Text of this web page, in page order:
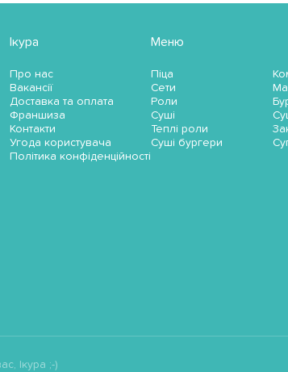
Ікура
Про нас
Вакансії
Доставка та оплата
Франшиза
Контакти
Угода користувача
Політика конфіденційності
Меню
Піца
Сети
Роли
Суші
Теплі роли
Суші бургери
Ікура ;-)